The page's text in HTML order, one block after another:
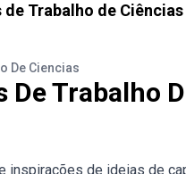
de Trabalho de
De Ciencias
De Trabalho
inspirações de ideias de